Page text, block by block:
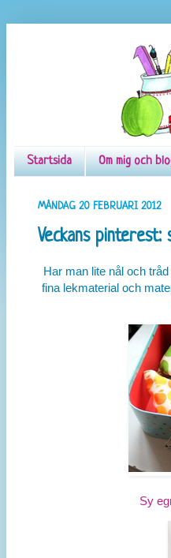
Startsida Om mig och
MÅNDAG 20 FEBRUARI 2012
Veckans pinterest:
Har man lite nål och
fina lekmaterial och
Sy